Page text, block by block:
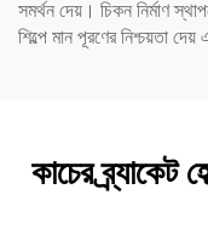
সমর্থন দেয়। চিকন নির্মাণ
শিল্পে মান পূরণের নিশ্চয়তা
কাচের ব্র্যাকেট